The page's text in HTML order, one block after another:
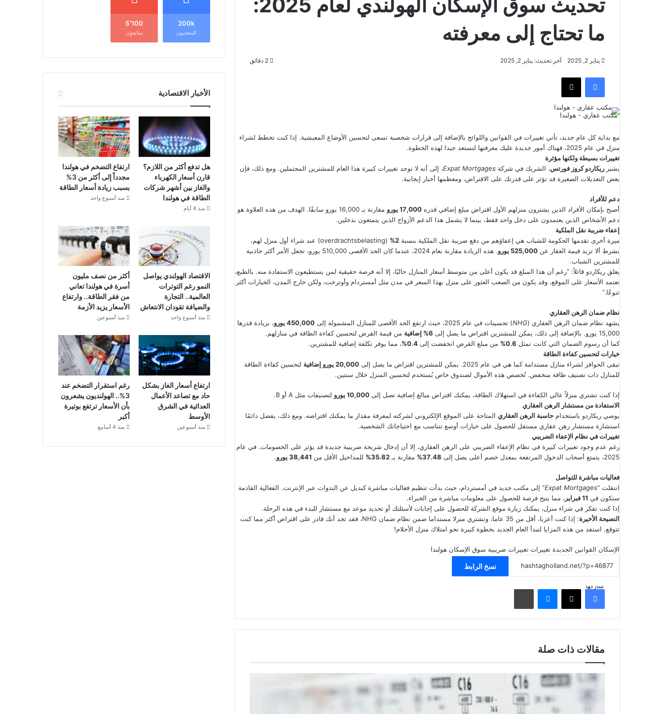
تحديث سوق الإسكان الهولندي لعام 2025:
ما تحتاج إلى معرفته
يناير 2, 2025 آخر تحديث: يناير 2, 2025
فيسبوك ‫X
مكتب عقاري - هولندا
مع بداية كل عام جديد، تأتي تغييرات في القوانين واللوائح بالإضافة إلى قرارات شخصية تسعى لتحسين الأوضاع المعيشية. إذا كنت تخطط لشراء
منزل في عام 2025، فهناك أمور جديدة عليك معرفتها لتستعد جيدا لهذه الخطوة.
تغييرات بسيطة ولكنها مؤثرة
يشير ريكاردو كروز فورتس، الشريك في شركة Expat Mortgages، إلى أنه لا توجد تغييرات كبيرة هذا العام للمشترين المحتملين. ومع ذلك، فإن
بعض التعديلات الصغيرة قد تؤثر على قدرتك على الاقتراض، ومعظمها أخبار إيجابية.
دعم للأفراد
أصبح بإمكان الأفراد الذين يشترون منزلهم الأول اقتراض مبلغ إضافي قدره 17,000 يورو
مقارنة بـ 16,000 يورو سابقًا. الهدف من هذه العلاوة هو
دعم الأشخاص الذين يعتمدون على دخل واحد فقط، بينما لا يشمل هذا الدعم الأزواج الذين يتمتعون بدخلين.
إعفاء ضريبة نقل الملكية
ميزة أخرى تقدمها الحكومة للشباب هي إعفاؤهم من دفع ضريبة نقل الملكية بنسبة 2%
(overdrachtsbelasting) عند شراء أول منزل لهم،
بشرط ألا تزيد قيمة العقار عن 525,000 يورو
. هذه الزيادة مقارنة بعام 2024، عندما كان الحد الأقصى 510,000 يورو، تجعل الأمر أكثر جاذبية
للمشترين الشباب.
يعلق ريكاردو قائلاً: “رغم أن هذا المبلغ قد يكون أعلى من متوسط أسعار المنازل حاليًا، إلا أنه فرصة حقيقية لمن يستطيعون الاستفادة منه. بالطبع،
تعتمد الأسعار على الموقع، وقد يكون من الصعب العثور على منزل بهذا السعر في مدن مثل أمستردام وأوترخت، ولكن خارج المدن، الخيارات أكثر
تنوعًا.”
نظام ضمان الرهن العقاري
يشهد نظام ضمان الرهن العقاري (NHG) تحسينات في عام 2025، حيث ارتفع الحد الأقصى للمنازل المشمولة إلى 450,000 يورو
، بزيادة قدرها
15,000 يورو. بالإضافة إلى ذلك، يمكن للمشترين اقتراض ما يصل إلى
6% إضافية
من قيمة القرض لتحسين كفاءة الطاقة في منازلهم.
كما أن رسوم الضمان التي كانت تمثل 0.6% من مبلغ القرض انخفضت إلى 0.4%
، مما يوفر تكلفة إضافية للمشترين.
خيارات لتحسين كفاءة الطاقة
تبقى الحوافز لشراء منازل مستدامة كما هي في عام 2025. يمكن للمشترين اقتراض ما يصل إلى
20,000 يورو إضافية
لتحسين كفاءة الطاقة
للمنازل ذات تصنيف طاقة منخفض. تُخصص هذه الأموال لصندوق خاص يُستخدم لتحسين المنزل خلال سنتين.
إذا كنت تشتري منزلاً عالي الكفاءة في استهلاك الطاقة، يمكنك اقتراض مبالغ إضافية تصل إلى 10,000 يورو
لتصنيفات مثل A أو B.
الاستفادة من مستشار الرهن العقاري
يوصي ريكاردو باستخدام حاسبة الرهن العقاري المتاحة على الموقع الإلكتروني لشركته لمعرفة مقدار ما يمكنك اقتراضه. ومع ذلك، يفضل دائمًا
استشارة مستشار رهن عقاري مستقل للحصول على خيارات أوسع تتناسب مع احتياجاتك الشخصية.
تغييرات في نظام الإعفاء الضريبي
رغم عدم وجود تغييرات كبيرة في نظام الإعفاء الضريبي على الرهن العقاري، إلا أن إدخال شريحة ضريبية جديدة قد يؤثر على الخصومات. في عام
2025، يتمتع أصحاب الدخول المرتفعة بمعدل خصم أعلى يصل إلى
37.48% مقارنة بـ 35.82% للمداخيل الأقل من 38,441 يورو .
فعاليات مباشرة للتواصل
انتقلت ”Expat Mortgages” إلى مكتب جديد في أمستردام، حيث بدأت تنظيم فعاليات مباشرة كبديل عن الندوات عبر الإنترنت. الفعالية القادمة
ستكون في 11 فبراير
، مما يتيح فرصة للحصول على معلومات مباشرة من الخبراء.
إذا كنت تفكر في شراء منزل، يمكنك زيارة موقع الشركة للحصول على إجابات لأسئلتك أو تحديد موعد مع مستشار للبدء في هذه الرحلة.
النصيحة الأخيرة
: إذا كنت أعزبا، أقل من 35 عاما، وتشتري منزلا مستداما ضمن نظام ضمان NHG، فقد تجد أنك قادر على اقتراض أكثر مما كنت
تتوقع. استفد من هذه المزايا لتبدأ العام الجديد بخطوة كبيرة نحو امتلاك منزل الأحلام!
الإسكان القوانين الجديدة تغييرات تغييرات ضريبية سوق الإسكان هولندا
نسخ الرابط
شاركهافيسبوك ‫X ماسنجر مشاركة عبر البريد
مقالات ذات صلة
200k
المعجبون
5٬100
متابعون
الأخبار الاقتصادية
هل تدفع أكثر من اللازم؟
قارن أسعار الكهرباء
والغاز بين أشهر شركات
الطاقة في هولندا
منذ 4 أيام
ارتفاع التضخم في هولندا
مجدداً إلى أكثر من 3%
بسبب زيادة أسعار الطاقة
منذ أسبوع واحد
الاقتصاد الهولندي يواصل
النمو رغم التوترات
العالمية.. التجارة
والضيافة تقودان الانتعاش
منذ أسبوع واحد
أكثر من نصف مليون
أسرة في هولندا تعاني
من فقر الطاقة.. وارتفاع
الأسعار يزيد الأزمة
منذ أسبوعين
ارتفاع أسعار الغاز بشكل
حاد مع تصاعد الأعمال
العدائية في الشرق
الأوسط
منذ أسبوعين
رغم استقرار التضخم عند
3%.. الهولنديون يشعرون
بأن الأسعار ترتفع بوتيرة
أكبر
منذ 4 أسابيع